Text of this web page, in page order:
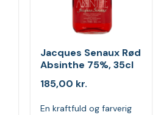
Jacques Senaux Rød
Absinthe 75%, 35cl
185,00 kr.
En kraftfuld og farverig